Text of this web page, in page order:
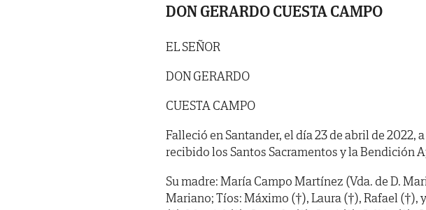
DON GERARDO CUESTA CAMPO
EL SEÑOR
DON GERARDO
CUESTA CAMPO
Falleció en Santander, el día 23 de abril de 2022,
recibido los Santos Sacramentos y la Bendición
Su madre: María Campo Martínez (Vda. de D.
Mariano; Tíos: Máximo (†), Laura (†), Rafael (†),